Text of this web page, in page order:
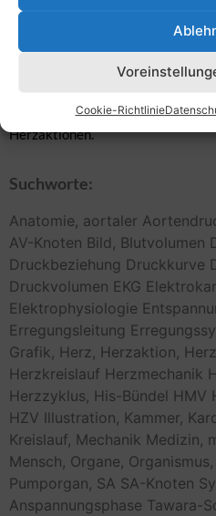
Cookie-Richtlinie
Mechanik und Elektrophysiologie
Druck- und Volumenbeziehung
Herzaktionen.
Suchworte:
Anatomie, aortaler
AV-Knoten Bild, Blutvolumen
Druckbeziehung Druckkurve
Druckvolumen EKG
Elektrophysiologie
Erregungsleitung
Grafik, Herz, Herzaktion,
Herzkreislauf Herzmechanik
Herzzyklus, His-Bündel HMV
HZV Illustration, Kammer,
Kreislauf, Mechanik Medizin,
Mensch, Organe, Organismus,
Pumporgan, SA SA-Knoten
Anspannungsphase Tawara-